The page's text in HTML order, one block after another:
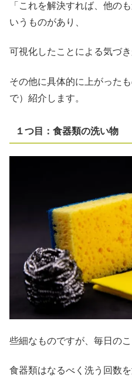
「これを解決すれば、他の
いうものがあり、
可視化したことによる気づ
その他に具体的に上がった
で）紹介します。
１つ目：食器類の洗い物
些細なものですが、毎日の
食器類はなるべく洗う回数